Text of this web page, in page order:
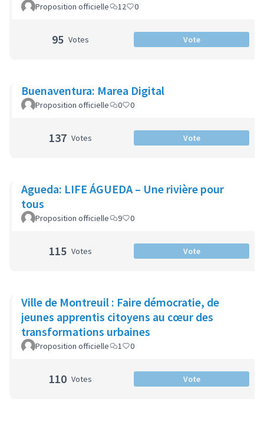
Proposition officielle 12 0
95 Votes Vote
Buenaventura: Marea Digital
Proposition officielle 0 0
137 Votes Vote
Agueda: LIFE ÁGUEDA – Une rivière pour
tous
Proposition officielle 9 0
115 Votes Vote
Ville de Montreuil : Faire démocratie, de
jeunes apprentis citoyens au cœur des
transformations urbaines
Proposition officielle 1 0
110 Votes Vote